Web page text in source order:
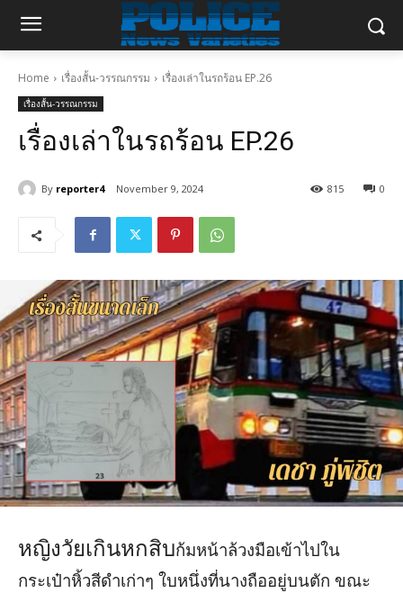
Home เรื่องสั้น-วรรณกรรม เรื่องเล่าในรถร้อน EP.26
เรื่องสั้น-วรรณกรรม
เรื่องเล่าในรถร้อน EP.26
By reporter4 November 9, 2024 0
815
หญิงวัยเกินหกสิบก้มหน้าล้วงมือเข้าไปใน
กระเป๋าหิ้วสีดำเก่าๆ ใบหนึ่งที่นางถืออยู่บนตัก ขณะ